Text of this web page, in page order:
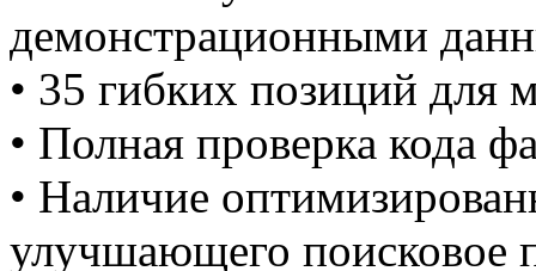
демонстрационными
• 35 гибких позиций для
• Полная проверка кода
• Наличие
улучшающего поисковое